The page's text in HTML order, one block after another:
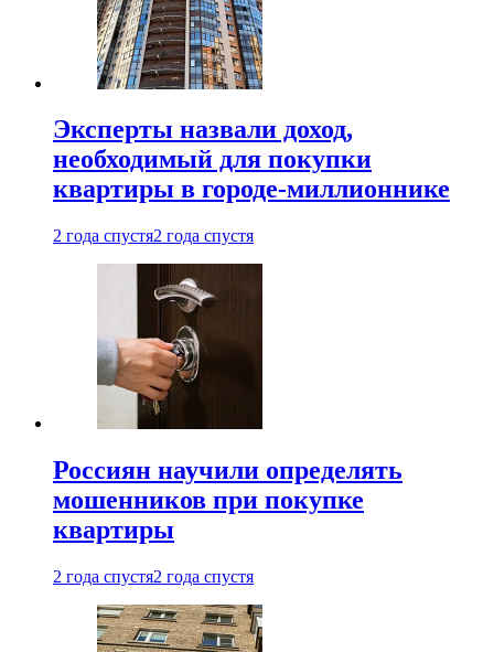
Эксперты назвали доход,
необходимый для покупки
квартиры в городе-миллионнике
2 года спустя2 года спустя
Россиян научили определять
мошенников при покупке
квартиры
2 года спустя2 года спустя